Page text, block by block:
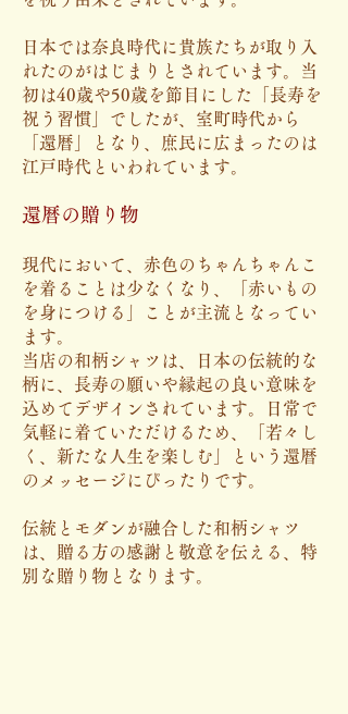
日本では奈良時代に貴族たちが取り入
れたのがはじまりとされています。当
初は40歳や50歳を節目にした「長寿を
祝う習慣」でしたが、室町時代から
「還暦」となり、庶民に広まったのは
江戸時代といわれています。
還暦の贈り物
現代において、赤色のちゃんちゃんこ
を着ることは少なくなり、「赤いもの
を身につける」ことが主流となってい
ます。
当店の和柄シャツは、日本の伝統的な
柄に、長寿の願いや縁起の良い意味を
込めてデザインされています。日常で
気軽に着ていただけるため、「若々し
く、新たな人生を楽しむ」という還暦
のメッセージにぴったりです。
伝統とモダンが融合した和柄シャツ
は、贈る方の感謝と敬意を伝える、特
別な贈り物となります。